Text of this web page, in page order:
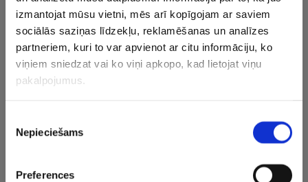
izmantojat mūsu vietni, mēs arī kopīgojam ar saviem
sociālās saziņas līdzekļu, reklamēšanas un analīzes
partneriem, kuri to var apvienot ar citu informāciju, ko
viņiem sniedzat vai ko viņi apkopo, kad lietojat viņu
pakalpojumus.
izvēle
Nepieciešams
Preferences
rezultātu divas minūtes un 13,26 sekundes (917).
Labāko desmitnieks palika 94 punktu attālumā, bet
tuvākās divas konkurentes bija attiecīgi divus un trīs
punktus aiz latvietes. Par čempioni ar 6182 punktiem
CITAS ZIŅAS NO ŠĪS KATEGORIJAS